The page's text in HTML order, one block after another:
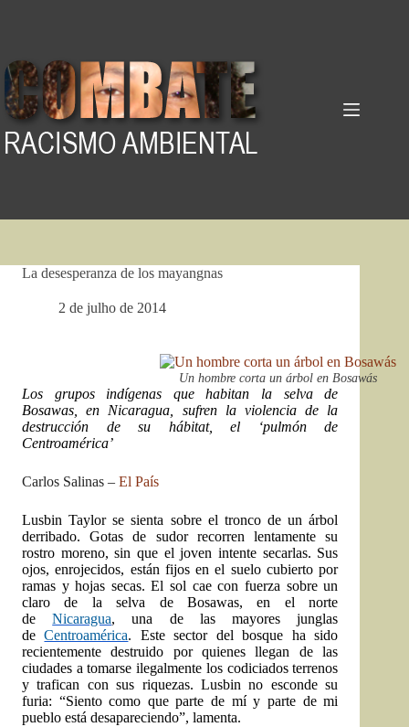
La desesperanza de los mayangnas
2 de julho de 2014
Un hombre corta un árbol en Bosawás
Los grupos indígenas que habitan la selva de
Bosawas, en Nicaragua, sufren la violencia de la
destrucción de su hábitat, el ‘pulmón de
Centroamérica’
Carlos Salinas – El País
Lusbin Taylor se sienta sobre el tronco de un árbol
derribado. Gotas de sudor recorren lentamente su
rostro moreno, sin que el joven intente secarlas. Sus
ojos, enrojecidos, están fijos en el suelo cubierto por
ramas y hojas secas. El sol cae con fuerza sobre un
claro de la selva de Bosawas, en el norte
deNicaragua, una de las mayores junglas
deCentroamérica. Este sector del bosque ha sido
recientemente destruido por quienes llegan de las
ciudades a tomarse ilegalmente los codiciados terrenos
y trafican con sus riquezas. Lusbin no esconde su
furia: “Siento como que parte de mí y parte de mi
pueblo está desapareciendo”, lamenta.